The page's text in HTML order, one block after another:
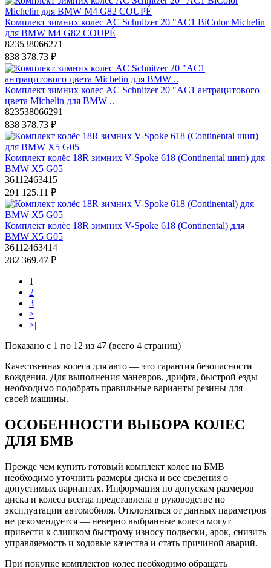
Комплект зимних колес AC Schnitzer 20 "AC1 BiColor Michelin
для BMW M4 G82 COUPÉ
823538066271
838 378.73 ₽
Комплект зимних колес AC Schnitzer 20 "AC1 антрацитового
цвета Michelin для BMW ..
823538066291
838 378.73 ₽
Комплект колёс 18R зимних V-Spoke 618 (Continental шип) для
BMW X5 G05
36112463415
291 125.11 ₽
Комплект колёс 18R зимних V-Spoke 618 (Continental) для
BMW X5 G05
36112463414
282 369.47 ₽
1
2
3
>
>|
Показано с 1 по 12 из 47 (всего 4 страниц)
Качественная колеса для авто — это гарантия безопасности
вождения. Для выполнения маневров, дрифта, быстрой езды
необходимо подобрать правильные варианты резины для
своей машины.
ОСОБЕННОСТИ ВЫБОРА КОЛЕС
ДЛЯ БМВ
Прежде чем купить готовый комплект колес на БМВ
необходимо уточнить размеры диска и все сведения о
допустимых вариантах. Информация по допускам размеров
диска и колеса всегда представлена в руководстве по
эксплуатации автомобиля. Отклоняться от данных параметров
не рекомендуется — неверно выбранные колеса могут
привести к слишком быстрому износу подвески, арок, снизить
управляемость и ходовые качества и стать причиной аварий.
При покупке комплектов колес необходимо обращать